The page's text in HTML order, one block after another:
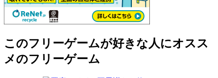
このフリーゲームが好きな人にオスス
メのフリーゲーム